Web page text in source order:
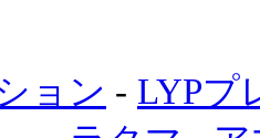
ョン - LYPプ